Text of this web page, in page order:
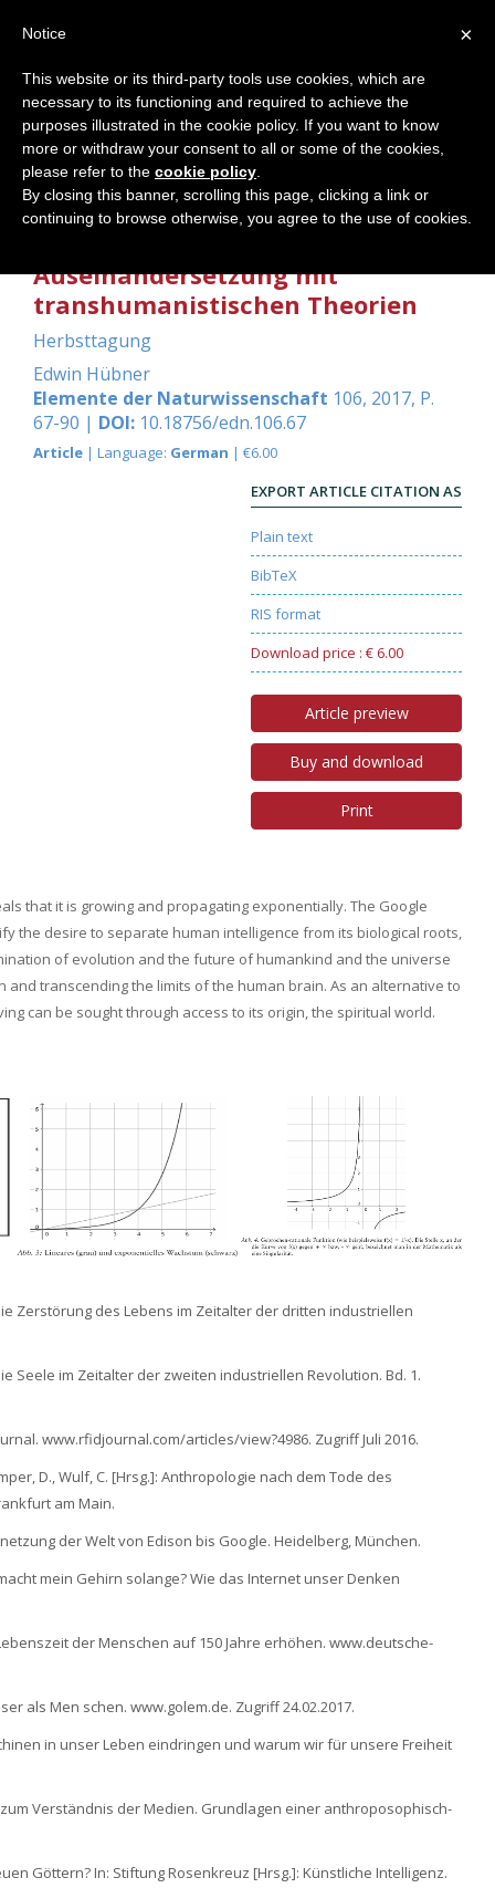
Technische Intelligenz und
Auseinandersetzung mit
transhumanistischen Theorien
Herbsttagung
Edwin Hübner
Elemente der Naturwissenschaft 106, 2017, P.
67-90 | DOI: 10.18756/edn.106.67
Article | Language: German | €6.00
EXPORT ARTICLE CITATION AS
Plain text
BibTeX
RIS format
Download price : € 6.00
Article preview
Buy and download
Print
that it is growing and propagating exponentially. The Google
the desire to separate human intelligence from its biological roots,
of evolution and the future of humankind and the universe
transcending the limits of the human brain. As an alternative to
can be sought through access to its origin, the spiritual world.
Zerstörung des Lebens im Zeitalter der dritten industriellen
Seele im Zeitalter der zweiten industriellen Revolution. Bd. 1.
www.rfidjournal.com/articles/view?4986. Zugriff Juli 2016.
D., Wulf, C. [Hrsg.]: Anthropologie nach dem Tode des
am Main.
der Welt von Edison bis Google. Heidelberg, München.
mein Gehirn solange? Wie das Internet unser Denken
der Menschen auf 150 Jahre erhöhen. www.deutsche-
als Men schen. www.golem.de. Zugriff 24.02.2017.
in unser Leben eindringen und warum wir für unsere Freiheit
Verständnis der Medien. Grundlagen einer anthroposophisch-
Göttern? In: Stiftung Rosenkreuz [Hrsg.]: Künstliche Intelligenz.
×
Notice
This website or its third-party tools use cookies, which are
necessary to its functioning and required to achieve the
purposes illustrated in the cookie policy. If you want to know
more or withdraw your consent to all or some of the cookies,
please refer to the cookie policy
By closing this banner, scrolling this page, clicking a link or
continuing to browse otherwise, you agree to the use of cookies.